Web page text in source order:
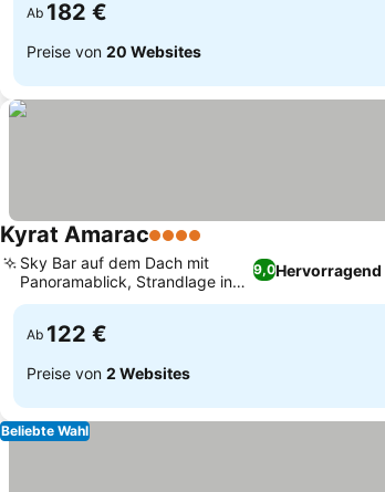
Ab 182 €
Preise von 20 Websites
Kyrat Amarac4 Sterne
9,0Hervorragend
Sky Bar auf dem Dach mit
Panoramablick, Strandlage in
Cala Millor
Ab 122 €
Preise von 2 Websites
Beliebte Wahl